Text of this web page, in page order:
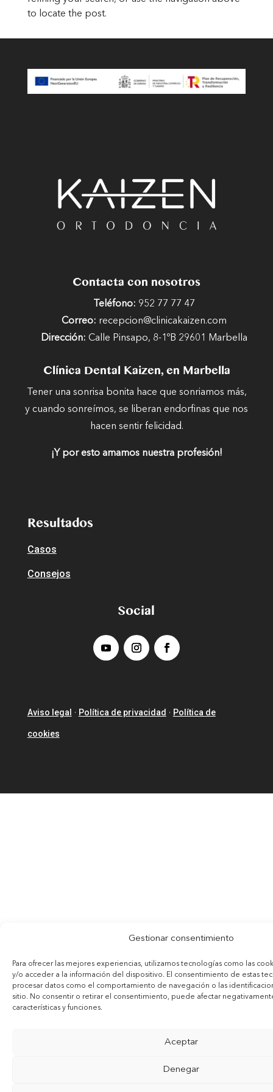
Gestionar consentimiento
Para ofrecer las mejores experiencias, utilizamos tecnologías como las
y/o acceder a la información del dispositivo. El consentimiento de estas
procesar datos como el comportamiento de navegación o las
sitio. No consentir o retirar el consentimiento, puede afectar
características y funciones.
Aceptar
Denegar
to locate the post.
Contacta con nosotros
Teléfono: 952 77 77 47
Correo: recepcion@clinicakaizen.com
Dirección: Calle Pinsapo, 8-1ºB 29601 Marbella
Clínica Dental Kaizen, en Marbella
Tener una sonrisa bonita hace que sonriamos más,
y cuando sonreímos, se liberan endorfinas que nos
hacen sentir felicidad.
¡Y por esto amamos nuestra profesión!
Resultados
Casos
Consejos
Social
Aviso legal · Política de privacidad · Política de
cookies